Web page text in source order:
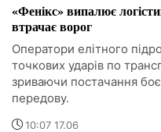
«Фенікс» випалює
втрачає ворог
Оператори елітного
точкових ударів по
зриваючи постачання
передову.
10:07 17.06